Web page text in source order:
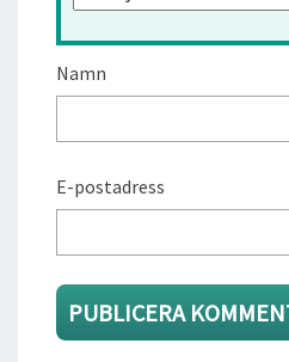
Namn
E-postadress